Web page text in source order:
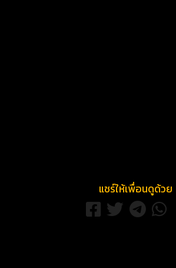
แชร์ให้เพื่อนดูด้วย